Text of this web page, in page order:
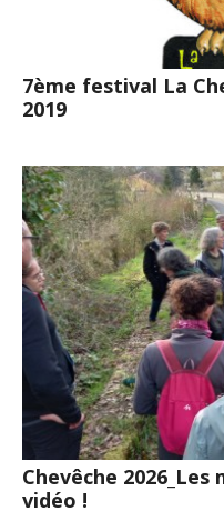
7ème festival La
2019
Chevêche
vidéo !